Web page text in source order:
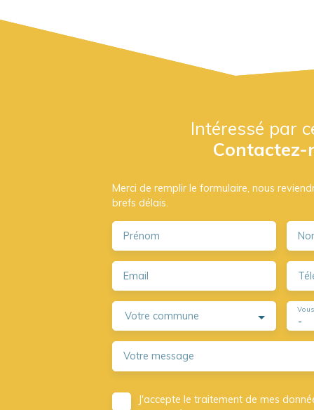
Intéressé par
Contactez-
Merci de remplir le formulaire, nous
brefs délais.
Prénom
Email
Votre commune -
Votre message
J'accepte le traitement de mes